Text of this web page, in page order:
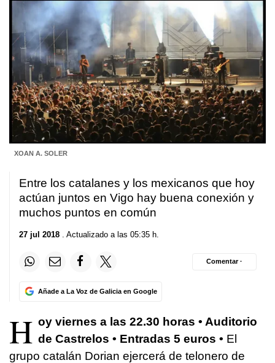
XOAN A. SOLER
Entre los catalanes y los mexicanos que hoy
actúan juntos en Vigo hay buena conexión y
muchos puntos en común
27 jul 2018 . Actualizado a las 05:35 h.
Añade a La Voz de Galicia en Google
Comentar ·
H oy viernes a las 22.30 horas • Auditorio
de Castrelos • Entradas 5 euros • El
grupo catalán Dorian ejercerá de telonero de